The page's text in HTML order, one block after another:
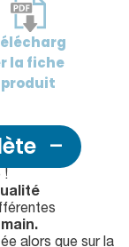
la fiche
produit
!
alors que sur la